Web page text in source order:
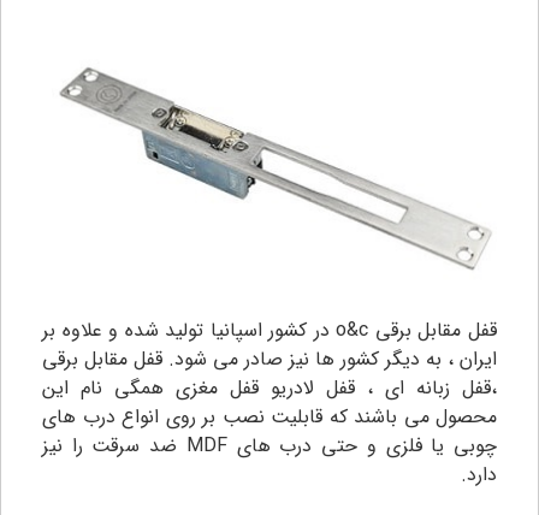
قفل مقابل برقی o&c در کشور اسپانیا تولید شده و علاوه بر
ایران ، به دیگر کشور ها نیز صادر می شود. قفل مقابل برقی
،قفل زبانه ای ، قفل لادریو قفل مغزی همگی نام این
محصول می باشند که قابلیت نصب بر روی انواع درب های
چوبی یا فلزی و حتی درب های MDF ضد سرقت را نیز
دارد.